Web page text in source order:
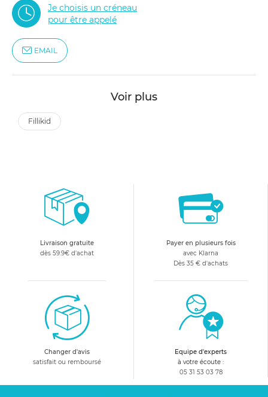
Je choisis un créneau
pour être appelé
EMAIL
Voir plus
fillikid
Livraison gratuite
dès 59.9€ d'achat
Payer en plusieurs fois
avec Klarna
Dès 35 € d'achats
Changer d'avis
satisfait ou remboursé
Equipe d'experts
à votre écoute :
05 31 53 03 78